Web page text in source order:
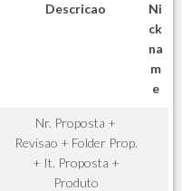
Descricao
Ni
ck
na
m
e
Nr. Proposta +
Revisao + Folder Prop.
+ It. Proposta +
Produto